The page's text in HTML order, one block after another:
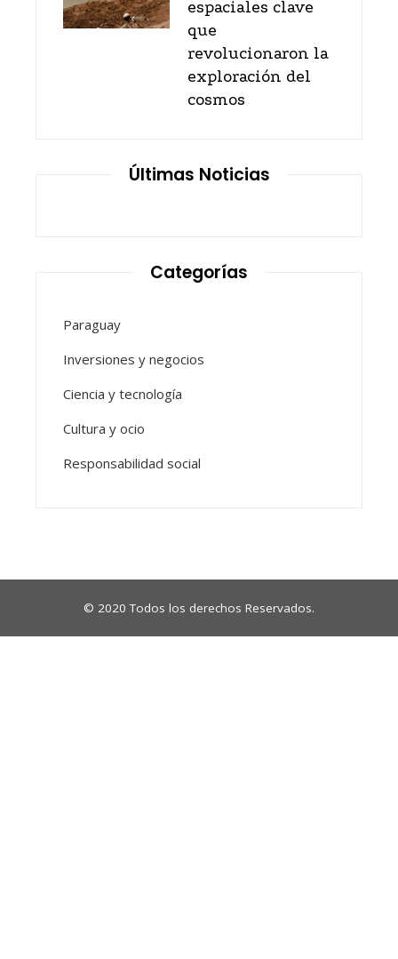
espaciales clave
que
revolucionaron la
exploración del
cosmos
Últimas Noticias
Categorías
Paraguay
Inversiones y negocios
Ciencia y tecnología
Cultura y ocio
Responsabilidad social
© 2020 Todos los derechos Reservados.